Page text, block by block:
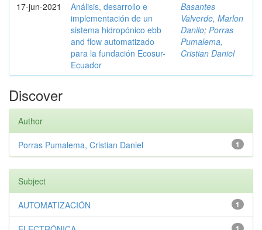
17-jun-2021
Análisis, desarrollo e
implementación de un
sistema hidropónico ebb
and flow automatizado
para la fundación Ecosur-
Ecuador
Basantes
Valverde, Marlon
Danilo; Porras
Pumalema,
Cristian Daniel
Discover
Author
1
Porras Pumalema, Cristian Daniel
Subject
1
AUTOMATIZACIÓN